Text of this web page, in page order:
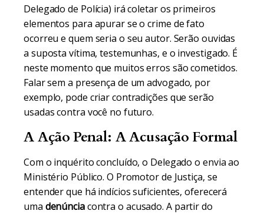
Delegado de Polícia) irá coletar os primeiros
elementos para apurar se o crime de fato
ocorreu e quem seria o seu autor. Serão ouvidas
a suposta vítima, testemunhas, e o investigado. É
neste momento que muitos erros são cometidos.
Falar sem a presença de um advogado, por
exemplo, pode criar contradições que serão
usadas contra você no futuro.
A Ação Penal: A Acusação Formal
Com o inquérito concluído, o Delegado o envia ao
Ministério Público. O Promotor de Justiça, se
entender que há indícios suficientes, oferecerá
uma denúnciacontra o acusado. A partir do